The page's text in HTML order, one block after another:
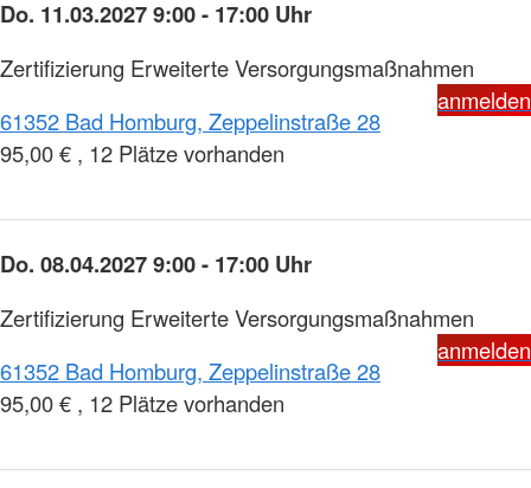
Do. 11.03.2027 9:00 - 17:00 Uhr
Zertifizierung Erweiterte Versorgungsmaßnahmen
anmelden
61352 Bad Homburg, Zeppelinstraße 28
95,00 € , 12 Plätze vorhanden
Do. 08.04.2027 9:00 - 17:00 Uhr
Zertifizierung Erweiterte Versorgungsmaßnahmen
anmelden
61352 Bad Homburg, Zeppelinstraße 28
95,00 € , 12 Plätze vorhanden